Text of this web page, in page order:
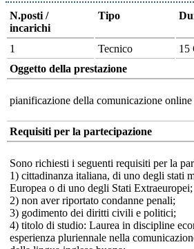
N.posti /
incarichi
Tipo
1 Tecnico 15
Oggetto della prestazione
pianificazione della comunicazione
Requisiti per la partecipazione
Sono richiesti i seguenti requisiti per la
1) cittadinanza italiana, di uno degli stati
Europea o di uno degli Stati Extraeuropei;
2) non aver riportato condanne penali;
3) godimento dei diritti civili e politici;
4) titolo di studio: Laurea in discipline
esperienza pluriennale nella